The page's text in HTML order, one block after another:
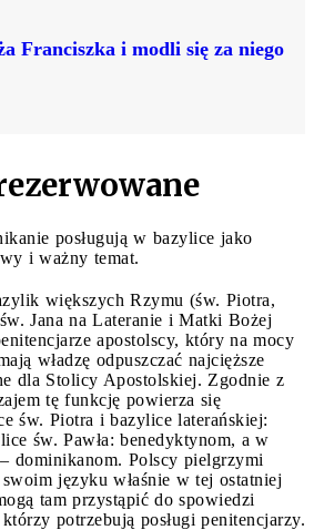
Franciszka i modli się za niego
posługują w bazylice jako
i ważny temat.
większych Rzymu (św. Piotra,
Jana na Lateranie i Matki Bożej
apostolscy, który na mocy
władzę odpuszczać najcięższe
dla Stolicy Apostolskiej. Zgodnie z
tę funkcję powierza się
św. Piotra i bazylice laterańskiej:
św. Pawła: benedyktynom, a w
dominikanom. Polscy pielgrzymi
języku właśnie w tej ostatniej
tam przystąpić do spowiedzi
potrzebują posługi penitencjarzy.